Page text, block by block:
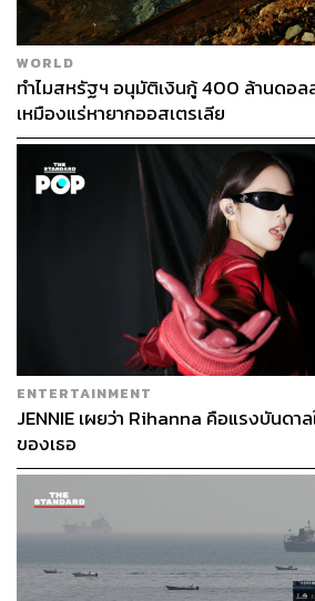
WORLD
ทำไมสหรัฐฯ อนุมัติเงินกู้ 400 ล้านดอล
เหมืองแร่หายากออสเตรเลีย
ENTERTAINMENT
JENNIE เผยว่า Rihanna คือแรงบันด
ของเธอ